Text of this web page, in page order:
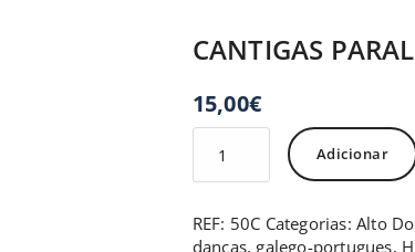
CANTIGAS
15,00€
Quantidade
CANTIGAS
Douro
Adicionar
REF: 50C Categorias:Alto
danças,galego-portugues,